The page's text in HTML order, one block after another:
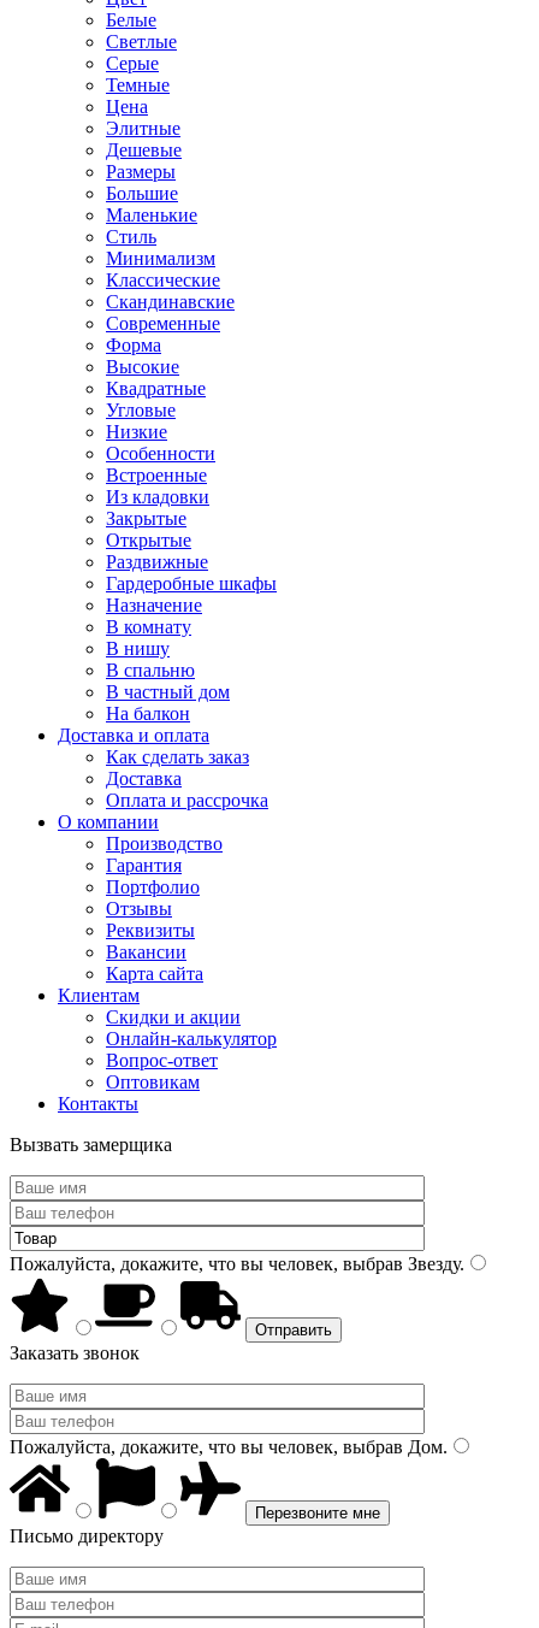
Белые
Светлые
Серые
Темные
Цена
Элитные
Дешевые
Размеры
Большие
Маленькие
Стиль
Минимализм
Классические
Скандинавские
Современные
Форма
Высокие
Квадратные
Угловые
Низкие
Особенности
Встроенные
Из кладовки
Закрытые
Открытые
Раздвижные
Гардеробные шкафы
Назначение
В комнату
В нишу
В спальню
В частный дом
На балкон
Доставка и оплата
Как сделать заказ
Доставка
Оплата и рассрочка
О компании
Производство
Гарантия
Портфолио
Отзывы
Реквизиты
Вакансии
Карта сайта
Клиентам
Скидки и акции
Онлайн-калькулятор
Вопрос-ответ
Оптовикам
Контакты
Вызвать замерщика
Пожалуйста, докажите, что вы человек, выбрав Звезду.
Заказать звонок
Пожалуйста, докажите, что вы человек, выбрав Дом.
Письмо директору